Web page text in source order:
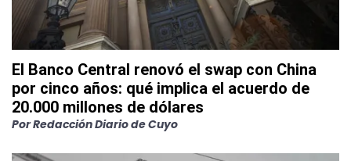
El Banco Central renovó el swap con China
por cinco años: qué implica el acuerdo de
20.000 millones de dólares
PorRedacción Diario de Cuyo